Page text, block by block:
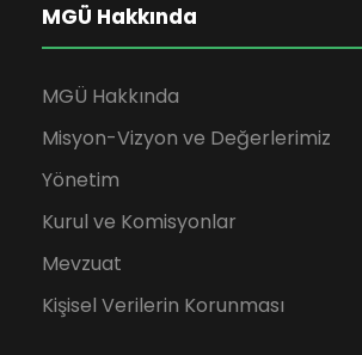
MGÜ Hakkında
MGÜ Hakkında
Misyon-Vizyon ve Değerlerimiz
Yönetim
Kurul ve Komisyonlar
Mevzuat
Kişisel Verilerin Korunması